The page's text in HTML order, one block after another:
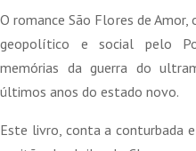
original
era:
15,00 €.
é:
O romance São Flores de
geopolítico e social pelo
memórias da guerra do
últimos anos do estado novo.
Este livro, conta a conturbada